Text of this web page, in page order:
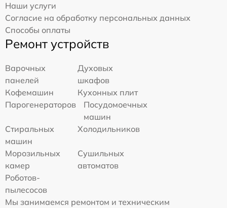
Наши услуги
Согласие на обработку персональных данных
Способы оплаты
Ремонт устройств
Варочных
панелей
Духовых
шкафов
Кофемашин
Кухонных плит
Парогенераторов
Посудомоечных
машин
Стиральных
машин
Холодильников
Морозильных
камер
Сушильных
автоматов
Роботов-
пылесосов
Мы занимаемся ремонтом и техническим